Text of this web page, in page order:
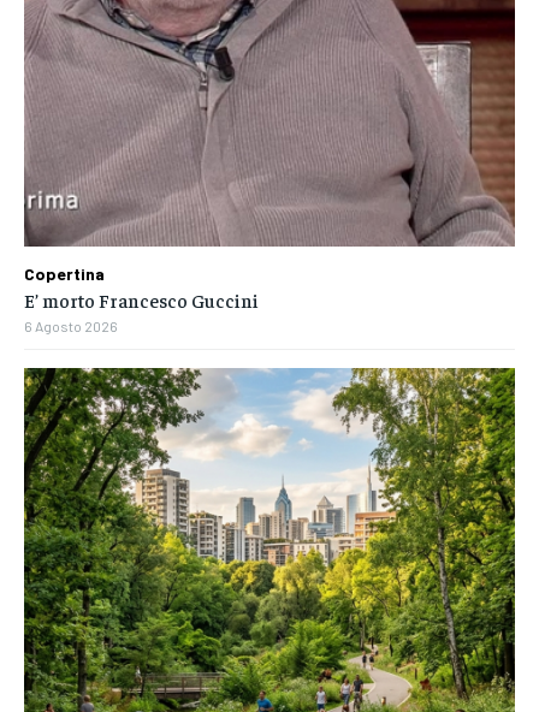
Copertina
E’ morto Francesco Guccini
6 Agosto 2026